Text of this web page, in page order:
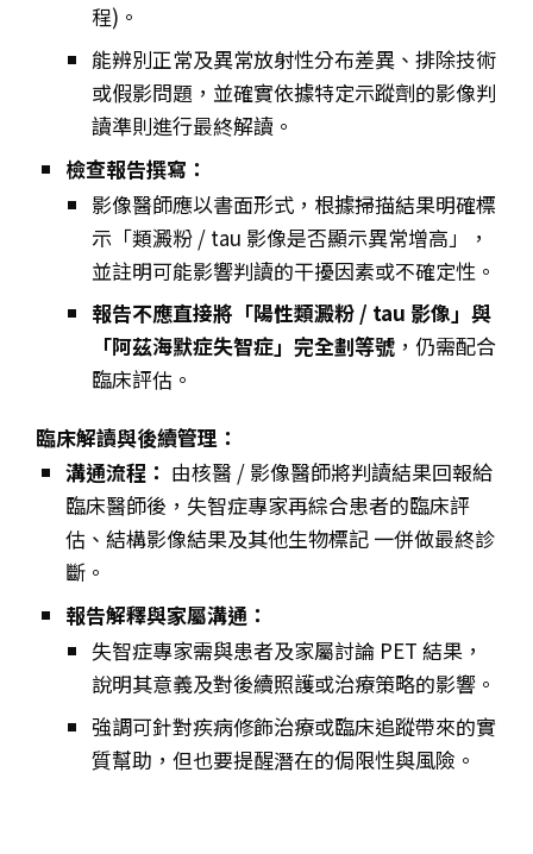
程)。
能辨別正常及異常放射性分布差異、排除技術
或假影問題，並確實依據特定示蹤劑的影像判
讀準則進行最終解讀。
檢查報告撰寫：
影像醫師應以書面形式，根據掃描結果明確標
示「類澱粉 / tau 影像是否顯示異常增高」，
並註明可能影響判讀的干擾因素或不確定性。
報告不應直接將「陽性類澱粉 / tau 影像」與
「阿茲海默症失智症」完全劃等號 ，仍需配合
臨床評估。
臨床解讀與後續管理：
溝通流程： 由核醫 / 影像醫師將判讀結果回報給
臨床醫師後，失智症專家再綜合患者的臨床評
估、結構影像結果及其他生物標記 一併做最終診
斷。
報告解釋與家屬溝通：
失智症專家需與患者及家屬討論 PET 結果，
說明其意義及對後續照護或治療策略的影響。
強調可針對疾病修飾治療或臨床追蹤帶來的實
質幫助，但也要提醒潛在的侷限性與風險。